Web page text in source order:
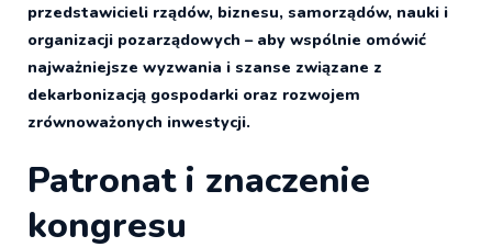
przedstawicieli rządów, biznesu, samorządów, nauki i
organizacji pozarządowych – aby wspólnie omówić
najważniejsze wyzwania i szanse związane z
dekarbonizacją gospodarki oraz rozwojem
zrównoważonych inwestycji.
Patronat i znaczenie
kongresu